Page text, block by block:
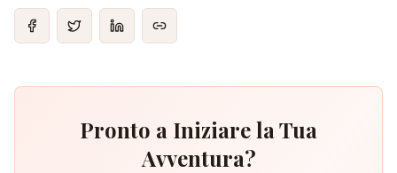
Pronto a Iniziare la Tua
Avventura?